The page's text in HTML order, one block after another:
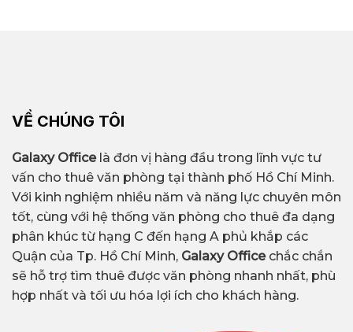
VỀ CHÚNG TÔI
Galaxy Officelà đơn vị hàng đầu trong lĩnh vực tư
vấn cho thuê văn phòng tại thành phố Hồ Chí Minh.
Với kinh nghiệm nhiều năm và năng lực chuyên môn
tốt, cùng với hệ thống văn phòng cho thuê đa dạng
phân khúc từ hạng C đến hạng A phủ khắp các
Quận của Tp. Hồ Chí Minh, Galaxy Office chắc chắn
sẽ hỗ trợ tìm thuê được văn phòng nhanh nhất, phù
hợp nhất và tối ưu hóa lợi ích cho khách hàng.